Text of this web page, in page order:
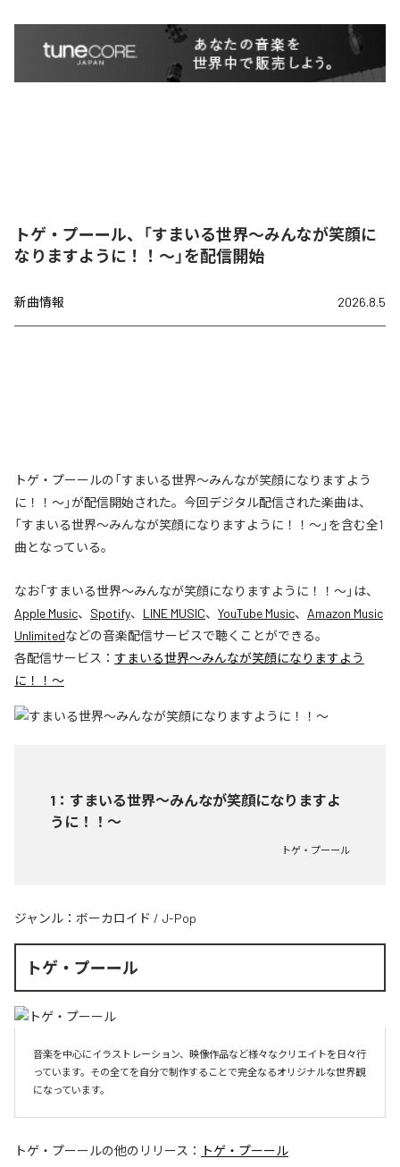
トゲ・プーール、「すまいる世界〜みんなが笑顔に
なりますように！！〜」を配信開始
新曲情報 2026.8.5
トゲ・プーールの「すまいる世界〜みんなが笑顔になりますよう
に！！〜」が配信開始された。今回デジタル配信された楽曲は、
「すまいる世界〜みんなが笑顔になりますように！！〜」を含む全1
曲となっている。
なお「すまいる世界〜みんなが笑顔になりますように！！〜」は、
Apple Music、 Spotify、 LINE MUSIC、 YouTube Music、 Amazon Music
Unlimitedなどの音楽配信サービスで聴くことができる。
各配信サービス： すまいる世界〜みんなが笑顔になりますよう
に！！〜
1 ： すまいる世界〜みんなが笑顔になりますよ
うに！！〜
トゲ・プーール
ジャンル： ボーカロイド / J-Pop
トゲ・プーール
音楽を中心にイラストレーション、映像作品など様々なクリエイトを日々行
っています。その全てを自分で制作することで完全なるオリジナルな世界観
になっています。
トゲ・プーールの他のリリース： トゲ・プーール